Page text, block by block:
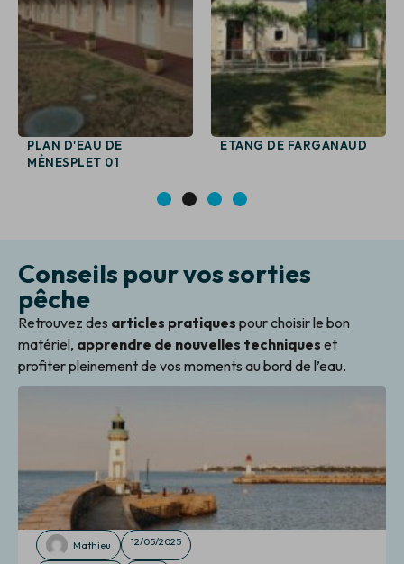
PLAN D'EAU DE
MÉNESPLET 01
ETANG DE FARGANAUD
3 4
Conseils pour vos sorties
pêche
Retrouvez des articles pratiques pour choisir le bon
matériel, apprendre de nouvelles techniques et
profiter pleinement de vos moments au bord de l’eau.
Mathieu 12/05/2025